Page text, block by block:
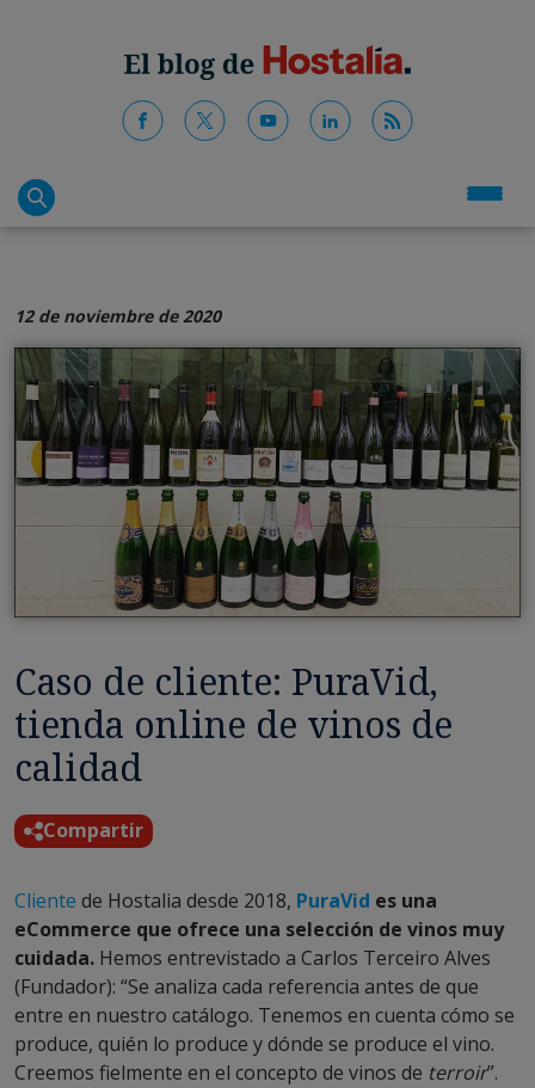
12 de noviembre de 2020
Caso de cliente: PuraVid,
tienda online de vinos de
calidad
Compartir
Cliente de Hostalia desde 2018, PuraVid es una
eCommerce que ofrece una selección de vinos muy
cuidada. Hemos entrevistado a Carlos Terceiro Alves
(Fundador): “Se analiza cada referencia antes de que
entre en nuestro catálogo. Tenemos en cuenta cómo se
produce, quién lo produce y dónde se produce el vino.
Creemos fielmente en el concepto de vinos de terroir”.